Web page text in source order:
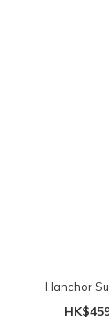
Hanchor